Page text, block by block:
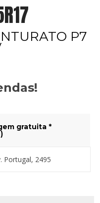
P7
gratuita *
Portugal, 2495